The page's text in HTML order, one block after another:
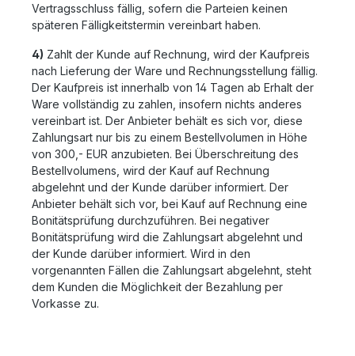
Vertragsschluss fällig, sofern die Parteien keinen
späteren Fälligkeitstermin vereinbart haben.
4) Zahlt der Kunde auf Rechnung, wird der Kaufpreis
nach Lieferung der Ware und Rechnungsstellung fällig.
Der Kaufpreis ist innerhalb von 14 Tagen ab Erhalt der
Ware vollständig zu zahlen, insofern nichts anderes
vereinbart ist. Der Anbieter behält es sich vor, diese
Zahlungsart nur bis zu einem Bestellvolumen in Höhe
von 300,- EUR anzubieten. Bei Überschreitung des
Bestellvolumens, wird der Kauf auf Rechnung
abgelehnt und der Kunde darüber informiert. Der
Anbieter behält sich vor, bei Kauf auf Rechnung eine
Bonitätsprüfung durchzuführen. Bei negativer
Bonitätsprüfung wird die Zahlungsart abgelehnt und
der Kunde darüber informiert. Wird in den
vorgenannten Fällen die Zahlungsart abgelehnt, steht
dem Kunden die Möglichkeit der Bezahlung per
Vorkasse zu.